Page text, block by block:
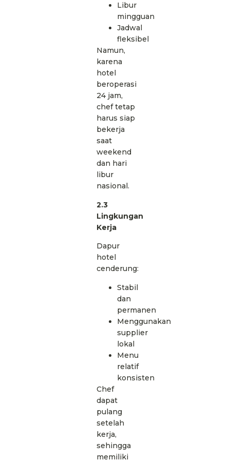
Libur
mingguan
Jadwal
fleksibel
Namun,
karena
hotel
beroperasi
24 jam,
chef tetap
harus siap
bekerja
saat
weekend
dan hari
libur
nasional.
2.3
Lingkungan
Kerja
Dapur
hotel
cenderung:
Stabil
dan
permanen
Menggunakan
supplier
lokal
Menu
relatif
konsisten
Chef
dapat
pulang
setelah
kerja,
sehingga
memiliki